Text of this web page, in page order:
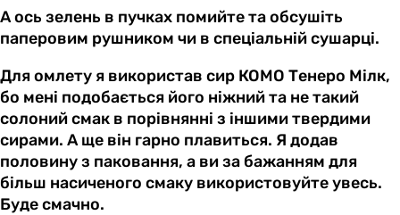
А ось зелень в пучках помийте та обсушіть
паперовим рушником чи в спеціальній сушарці.
Для омлету я використав сир КОМО Тенеро Мілк,
бо мені подобається його ніжний та не такий
солоний смак в порівнянні з іншими твердими
сирами. А ще він гарно плавиться. Я додав
половину з паковання, а ви за бажанням для
більш насиченого смаку використовуйте увесь.
Буде смачно.